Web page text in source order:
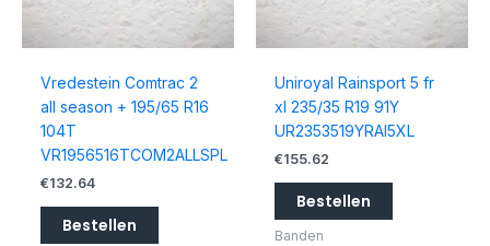
Vredestein Comtrac 2
all season + 195/65 R16
104T
VR1956516TCOM2ALLSPL
€132.64
Bestellen
Uniroyal Rainsport 5 fr
xl 235/35 R19 91Y
UR2353519YRAI5XL
€155.62
Bestellen
Banden